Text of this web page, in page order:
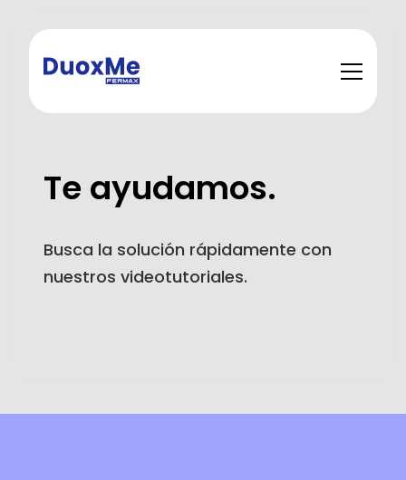
Te ayudamos.
Busca la solución rápidamente con
nuestros videotutoriales.